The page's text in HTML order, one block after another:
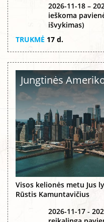
2026-11-18 –
ieškoma
išvykimas)
TRUKMĖ 17 d.
Jungtinės
Visos kelionės metu Jus
Rūstis Kamuntavičius
2026-11-17 -